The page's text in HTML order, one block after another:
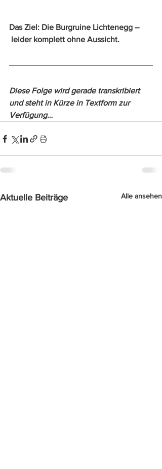
Das Ziel: Die Burgruine Lichtenegg –
leider komplett ohne Aussicht.
Diese Folge wird gerade transkribiert
und steht in Kürze in Textform zur
Verfügung…
Aktuelle Beiträge Alle ansehen